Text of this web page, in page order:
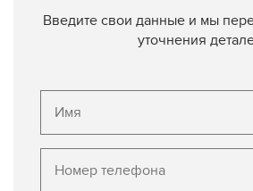
Введите свои данные и мы
уточнения